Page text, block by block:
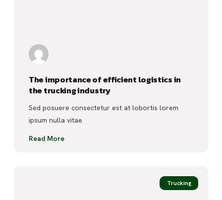
The importance of efficient logistics in
the trucking industry
Sed posuere consectetur est at lobortis lorem
ipsum nulla vitae
Read More
Trucking